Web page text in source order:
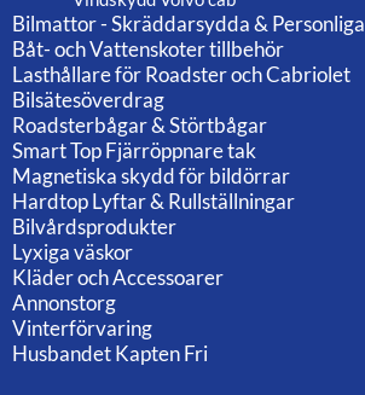
Bilmattor - Skräddarsydda & Personliga
Båt- och Vattenskoter tillbehör
Lasthållare för Roadster och Cabriolet
Bilsätesöverdrag
Roadsterbågar & Störtbågar
Smart Top Fjärröppnare tak
Magnetiska skydd för bildörrar
Hardtop Lyftar & Rullställningar
Bilvårdsprodukter
Lyxiga väskor
Kläder och Accessoarer
Annonstorg
Vinterförvaring
Husbandet Kapten Fri